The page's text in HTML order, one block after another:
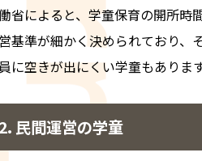
省によると、学童保育の開所時
基準が細かく決められており、
に空きが出にくい学童もあります
民間運営の学童